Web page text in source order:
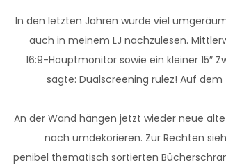
In den letzten Jahren wurde viel
auch in meinem LJ nachzulesen.
16:9-Hauptmonitor sowie ein kleiner 15″
sagte: Dualscreening rulez! Auf
An der Wand hängen jetzt wieder neue
nach umdekorieren. Zur Rechten
penibel thematisch sortierten